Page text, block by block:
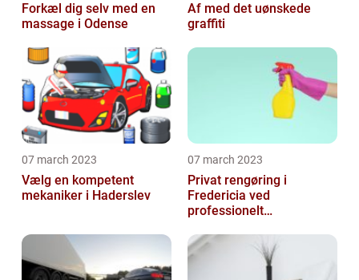
Forkæl dig selv med en
massage i Odense
Af med det uønskede
graffiti
07 march 2023
Vælg en kompetent
mekaniker i Haderslev
07 march 2023
Privat rengøring i
Fredericia ved
professionelt